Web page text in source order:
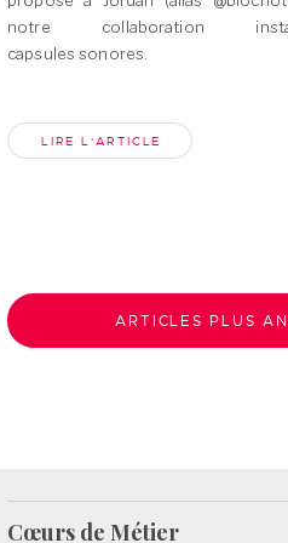
notre collaboration
capsules sonores.
LIRE L'ARTICLE
ARTICLES PLUS
Cœurs de Métier